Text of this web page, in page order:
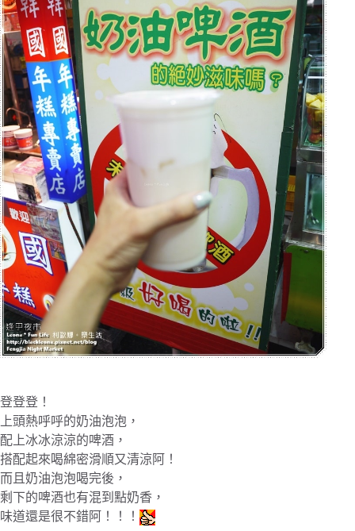
登登登！
上頭熱呼呼的奶油泡泡，
配上冰冰涼涼的啤酒，
搭配起來喝綿密滑順又清涼阿！
而且奶油泡泡喝完後，
剩下的啤酒也有混到點奶香，
味道還是很不錯阿！！！